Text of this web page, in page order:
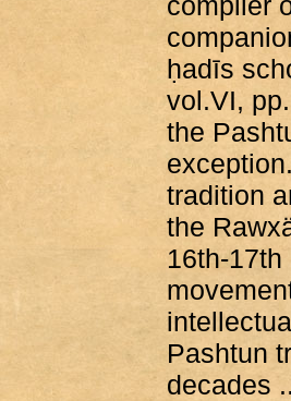
ḥadīs
vol.VI,
the
tradition
the
16th-
Pashtun
decades